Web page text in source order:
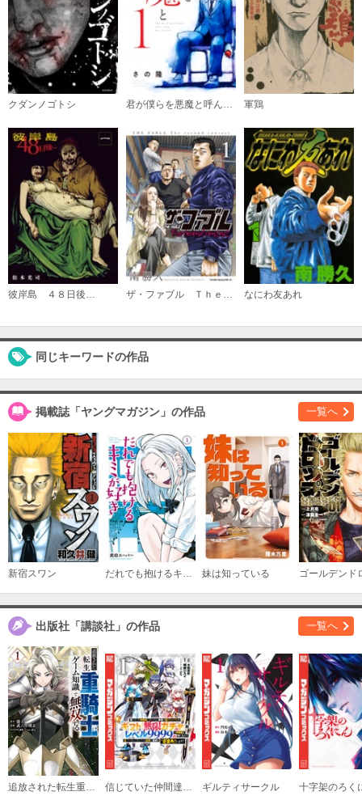
購入する
必要ポイント：790
（１０）
必要ポイント：790
購入する
（１１）
必要ポイント：790
必要ポイント：
購入する
必要ポイント：790
購入する
（１４）
必要ポイント：790
購入する
（１５）
必要ポイント：
購入する
（１６）
必要ポイント：790
（１７）
クダンノゴトシ 軍鶏
彼岸島 ４８日後… ザ・ファブル Ｔｈｅ ｓｅｃｏｎｄ ｃｏｎｔａｃｔ なにわ友あれ
同じキーワードの作品
掲載誌「ヤングマガジン」の作品 一覧へ
新宿スワン 妹は知っている ゴールデンド
出版社「講談社」の作品 一覧へ
追放された転生重騎士はゲーム知識で無双する 信じていた仲間達にダンジョン奥地で殺されかけたがギフト『無限ガチャ』でレベル９９９９の仲間達を手に入れて元パーティーメンバーと世界に復讐＆『ざまぁ！』します！ ギルティサークル 十字架のろく